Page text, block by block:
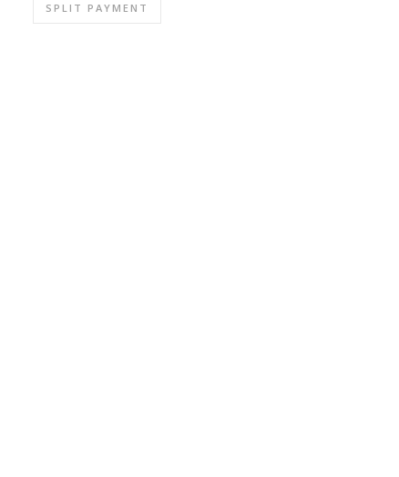
SPLIT PAYMENT